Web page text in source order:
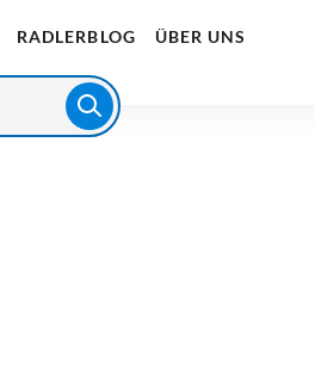
RADLERBLOG ÜBER UNS